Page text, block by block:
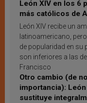
León XIV en los 6
más católicos de
Latina en 2026?
resultados de
León XIV recibe un
latinoamericano,
de popularidad en su
son inferiores a las
Francisco
Otro cambio (de
importancia): León
sustituye